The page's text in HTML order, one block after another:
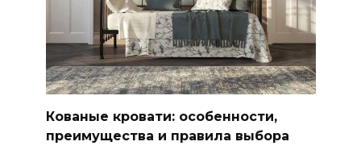
Кованые кровати: особенности,
преимущества и правила выбора